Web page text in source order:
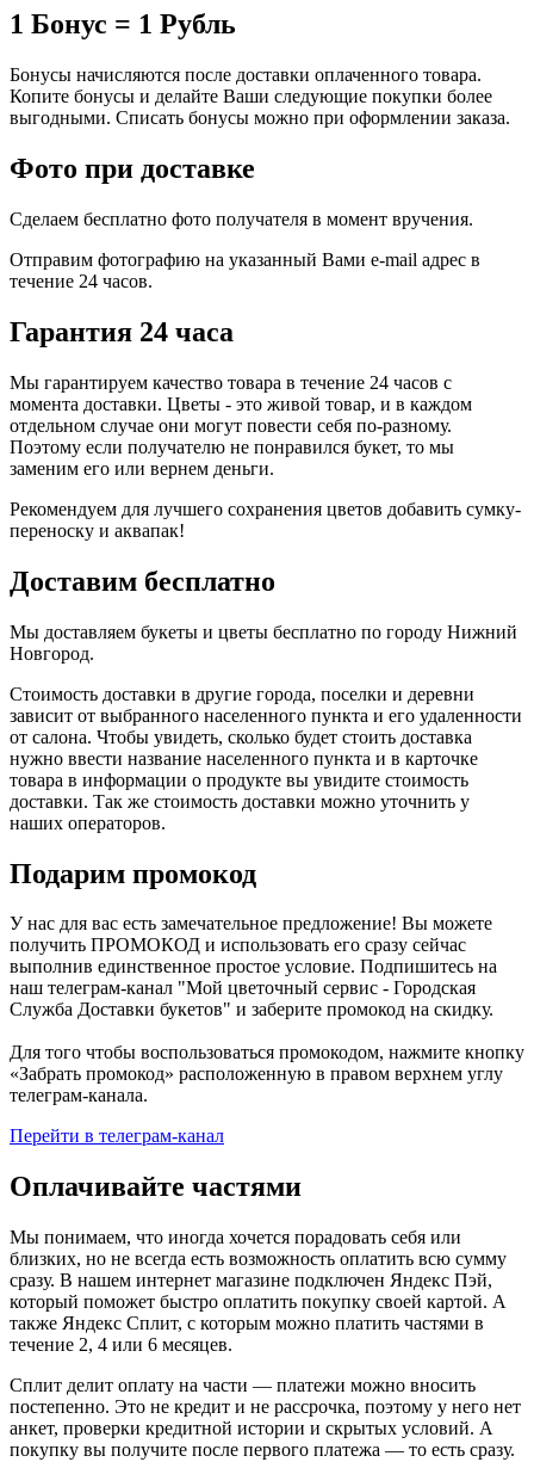
1 Бонус = 1 Рубль
Бонусы начисляются после доставки оплаченного товара.
Копите бонусы и делайте Ваши следующие покупки более
выгодными. Списать бонусы можно при оформлении заказа.
Фото при доставке
Сделаем бесплатно фото получателя в момент вручения.
Отправим фотографию на указанный Вами e-mail адрес в
течение 24 часов.
Гарантия 24 часа
Мы гарантируем качество товара в течение 24 часов с
момента доставки. Цветы - это живой товар, и в каждом
отдельном случае они могут повести себя по-разному.
Поэтому если получателю не понравился букет, то мы
заменим его или вернем деньги.
Рекомендуем для лучшего сохранения цветов добавить сумку-
переноску и аквапак!
Доставим бесплатно
Мы доставляем букеты и цветы бесплатно по городу Нижний
Новгород.
Стоимость доставки в другие города, поселки и деревни
зависит от выбранного населенного пункта и его удаленности
от салона. Чтобы увидеть, сколько будет стоить доставка
нужно ввести название населенного пункта и в карточке
товара в информации о продукте вы увидите стоимость
доставки. Так же стоимость доставки можно уточнить у
наших операторов.
Подарим промокод
У нас для вас есть замечательное предложение! Вы можете
получить ПРОМОКОД и использовать его сразу сейчас
выполнив единственное простое условие. Подпишитесь на
наш телеграм-канал "Мой цветочный сервис - Городская
Служба Доставки букетов" и заберите промокод на скидку.
Для того чтобы воспользоваться промокодом, нажмите кнопку
«Забрать промокод» расположенную в правом верхнем углу
телеграм-канала.
Перейти в телеграм-канал
Оплачивайте частями
Мы понимаем, что иногда хочется порадовать себя или
близких, но не всегда есть возможность оплатить всю сумму
сразу. В нашем интернет магазине подключен Яндекс Пэй,
который поможет быстро оплатить покупку своей картой. А
также Яндекс Сплит, с которым можно платить частями в
течение 2, 4 или 6 месяцев.
Сплит делит оплату на части — платежи можно вносить
постепенно. Это не кредит и не рассрочка, поэтому у него нет
анкет, проверки кредитной истории и скрытых условий. А
покупку вы получите после первого платежа — то есть сразу.